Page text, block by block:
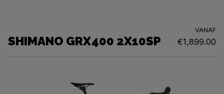
SHIMANO GRX400 2X10SP
VANAF
€1,899.00